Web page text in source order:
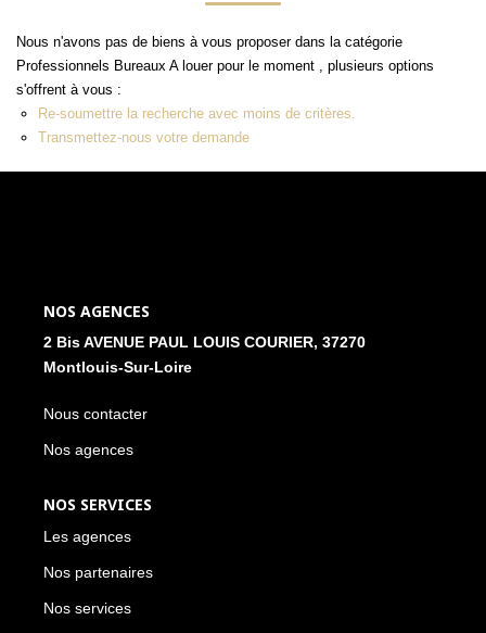
Les Agences
Notre Équipe
Nous Rejoindre
Nos Témoignages
MON COMPTE
Plus de critères Créer une alerte
Nous n'avons pas de biens à vous proposer dans la catégorie
Professionnels Bureaux A louer pour le moment , plusieurs options
s'offrent à vous :
Re-soumettre la recherche avec moins de critères.
Transmettez-nous votre demande
NOS AGENCES
2 Bis AVENUE PAUL LOUIS COURIER, 37270
Montlouis-Sur-Loire
Nous contacter
Nos agences
NOS SERVICES
Les agences
Nos partenaires
Nos services